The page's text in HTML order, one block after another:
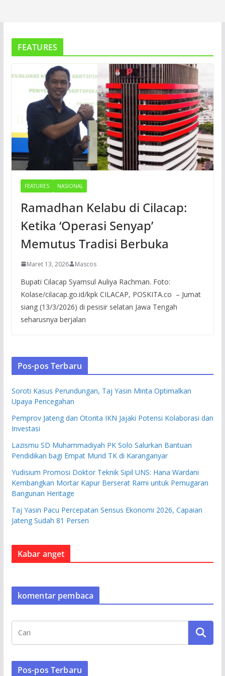
FEATURES
FEATURES NASIONAL
Ramadhan Kelabu di Cilacap:
Ketika ‘Operasi Senyap’
Memutus Tradisi Berbuka
Maret 13, 2026 Mascos
Bupati Cilacap Syamsul Auliya Rachman. Foto:
Kolase/cilacap.go.id/kpk CILACAP, POSKITA.co – Jumat
siang (13/3/2026) di pesisir selatan Jawa Tengah
seharusnya berjalan
Pos-pos Terbaru
Soroti Kasus Perundungan, Taj Yasin Minta Optimalkan
Upaya Pencegahan
Pemprov Jateng dan Otorita IKN Jajaki Potensi Kolaborasi dan
Investasi
Lazismu SD Muhammadiyah PK Solo Salurkan Bantuan
Pendidikan bagi Empat Murid TK di Karanganyar
Yudisium Promosi Doktor Teknik Sipil UNS: Hana Wardani
Kembangkan Mortar Kapur Berserat Rami untuk Pemugaran
Bangunan Heritage
Taj Yasin Pacu Percepatan Sensus Ekonomi 2026, Capaian
Jateng Sudah 81 Persen
Kabar anget
komentar pembaca
Pos-pos Terbaru